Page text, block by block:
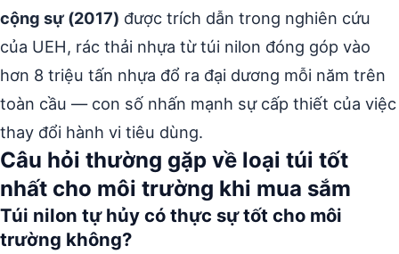
cộng sự (2017) được trích dẫn trong nghiên cứu
của UEH, rác thải nhựa từ túi nilon đóng góp vào
hơn 8 triệu tấn nhựa đổ ra đại dương mỗi năm trên
toàn cầu — con số nhấn mạnh sự cấp thiết của việc
thay đổi hành vi tiêu dùng.
Câu hỏi thường gặp về loại túi tốt
nhất cho môi trường khi mua sắm
Túi nilon tự hủy có thực sự tốt cho môi
trường không?